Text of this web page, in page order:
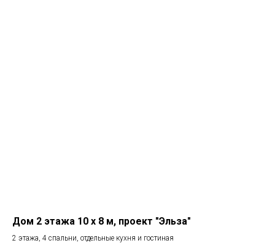
Дом 2 этажа 10 х 8 м, проект "Эльза"
2 этажа, 4 спальни, отдельные кухня и гостиная